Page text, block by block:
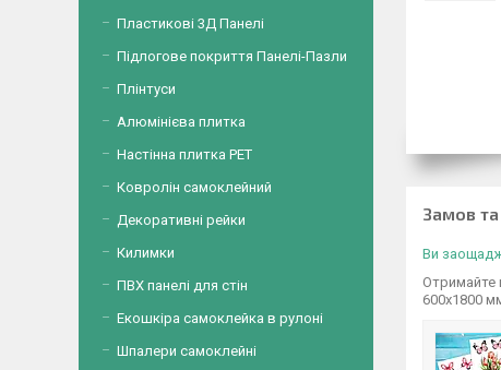
Замов
Ви
Отримайте
600х1800
Пластикові 3Д Панелі
Підлогове покриття Панелі-Пазли
Плінтуси
Алюмінієва плитка
Настінна плитка PET
Ковролін самоклейний
Декоративні рейки
Килимки
ПВХ панелі для стін
Екошкіра самоклейка в рулоні
Шпалери самоклейні